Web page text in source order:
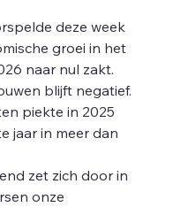
deze week
groei in het
naar nul zakt.
blijft negatief.
piekte in 2025
jaar in meer dan
zet zich door in
onze